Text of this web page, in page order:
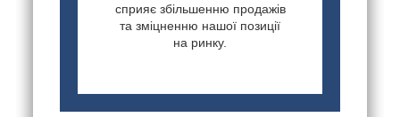
сприяє збільшенню продажів
та зміцненню нашої позиції
на ринку.